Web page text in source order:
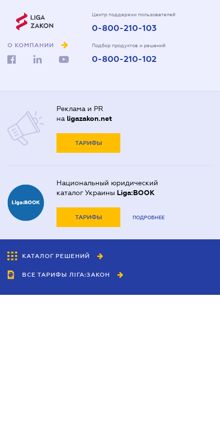
О КОМПАНИИ
Центр поддержки пользователей
0-800-210-103
Подбор продуктов и решений
0-800-210-102
Реклама и PR
на ligazakon.net
ТАРИФЫ
Национальный юридический
каталог Украины Liga:BOOK
ТАРИФЫ ПОДРОБНЕЕ
КАТАЛОГ РЕШЕНИЙ
ВСЕ ТАРИФЫ ЛІГА:ЗАКОН